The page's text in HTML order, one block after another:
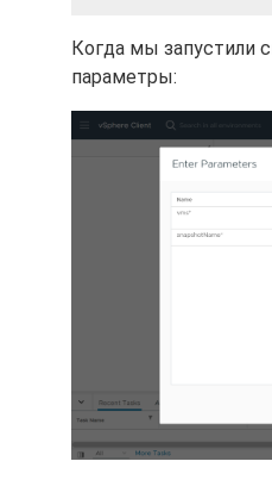
Когда мы запустили
параметры: